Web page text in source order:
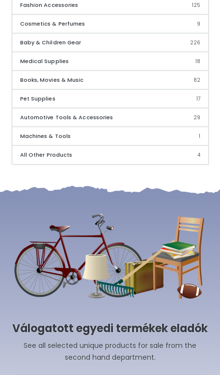
Fashion Accessories 125
Cosmetics & Perfumes 9
Baby & Children Gear 226
Medical Supplies 18
Books, Movies & Music 82
Pet Supplies 17
Automotive Tools & Accessories 29
Machines & Tools 1
All Other Products 4
Válogatott egyedi termékek eladók
See all selected unique products for sale from the
second hand department.